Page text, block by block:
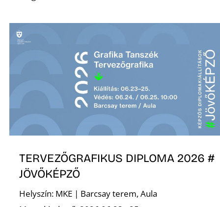
TERVEZŐGRAFIKUS DIPLOMA 2026 #
JÖVŐKÉPZŐ
Helyszín: MKE | Barcsay terem, Aula